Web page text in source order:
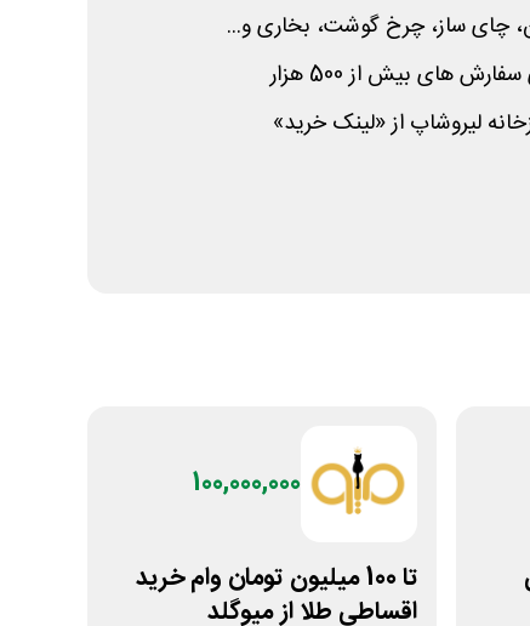
چای ساز، چرخ گوشت، بخاری و...
لیروشاپ از «لینک خرید»
100,000,000
تا 100 میلیون تومان وام خرید
اقساطی طلا از میوگلد